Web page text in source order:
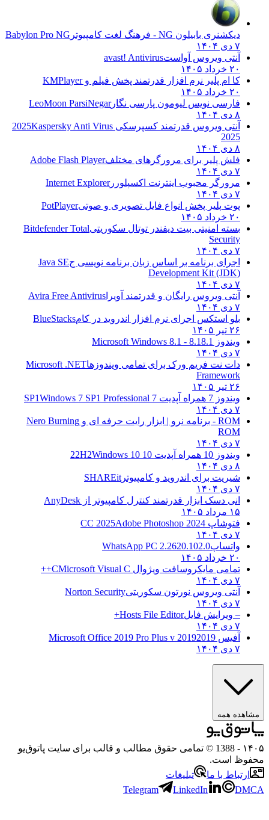
دیکشنری بابیلون NG - فرهنگ لغت کامپیوتر
Babylon Pro NG
۷ دی ۱۴۰۴
آنتی ویروس آواستavast! Antivirus
۲۰ خرداد ۱۴۰۵
کا ام پلیر نرم افزار قدرتمند پخش فیلم وKMPlayer
۲۰ خرداد ۱۴۰۵
فارسی نویس لیومون پارسی نگارLeoMoon ParsiNegar
۸ دی ۱۴۰۴
آنتی ویروس قدرتمند کسپرسکی 2025 Kaspersky Anti Virus
2025
۸ دی ۱۴۰۴
فلش پلیر برای مرورگرهای مختلفAdobe Flash Player
۷ دی ۱۴۰۴
مرورگر محبوب اینترنت اکسپلوررInternet Explorer
۷ دی ۱۴۰۴
پوت پلیر پخش انواع فایل تصویری و صوتیPotPlayer
۲۰ خرداد ۱۴۰۵
بسته امنیتی بیت دیفندر توتال سکوریتیBitdefender Total
Security
۷ دی ۱۴۰۴
اجرای برنامه بر اساس زبان برنامه نویسی جJava SE
Development Kit (JDK)
۷ دی ۱۴۰۴
آنتی ویروس رایگان و قدرتمند آویرا Avira Free Antivirus
۷ دی ۱۴۰۴
بلو استکس اجرای نرم افزار اندروید در کامBlueStacks
۲۶ تیر ۱۴۰۵
ویندوز 8.1
8.1 - Microsoft Windows 8.1
۷ دی ۱۴۰۴
دات نت فریم ورک برای تمامی ویندوزهاMicrosoft .NET
Framework
۲۶ تیر ۱۴۰۵
ویندوز 7 همراه آپدیت 7 SP1
Windows 7 SP1 Professional
۷ دی ۱۴۰۴
ROM - برنامه نرو | ابزار رایت حرفه ای و
Nero Burning
ROM
۷ دی ۱۴۰۴
ویندوز 10 همراه آپدیت 10 22H2
Windows 10
۸ دی ۱۴۰۴
شیریت برای اندروید و کامپیوتر SHAREit
۷ دی ۱۴۰۴
انی دسک ابزار قدرتمند کنترل کامپیوتر از AnyDesk
۱۵ مرداد ۱۴۰۵
فتوشاپ CC 2025 Adobe Photoshop 2024
۷ دی ۱۴۰۴
واتساپWhatsApp PC 2.2620.102.0
۲۰ خرداد ۱۴۰۵
تمامی مایکروسافت ویژوال C Microsoft Visual C++
۷ دی ۱۴۰۴
آنتی ویروس نورتون سکوریتیNorton Security
۷ دی ۱۴۰۴
– ویرایش فایلHosts File Editor+
۷ دی ۱۴۰۴
آفیس 2019 2019 Microsoft Office 2019 Pro Plus v
۷ دی ۱۴۰۴
مشاهده همه
۱۴۰۵
- 1388 © تمامی حقوق مطالب و قالب برای سایت پاتوق‌یو
محفوظ است.
ارتباط با ما
تبلیغات
Telegram
LinkedIn DMCA